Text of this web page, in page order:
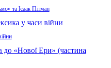
та Ісаак Пітман